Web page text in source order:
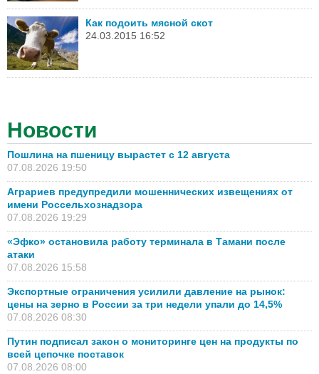
Как подоить мясной скот
24.03.2015 16:52
Новости
Пошлина на пшеницу вырастет с 12 августа
07.08.2026 19:50
Аграриев предупредили мошеннических извещениях от
имени Россельхознадзора
07.08.2026 19:29
«Эфко» остановила работу терминала в Тамани после
атаки
07.08.2026 15:58
Экспортные ограничения усилили давление на рынок:
цены на зерно в России за три недели упали до 14,5%
07.08.2026 08:30
Путин подписал закон о мониторинге цен на продукты по
всей цепочке поставок
07.08.2026 08:00